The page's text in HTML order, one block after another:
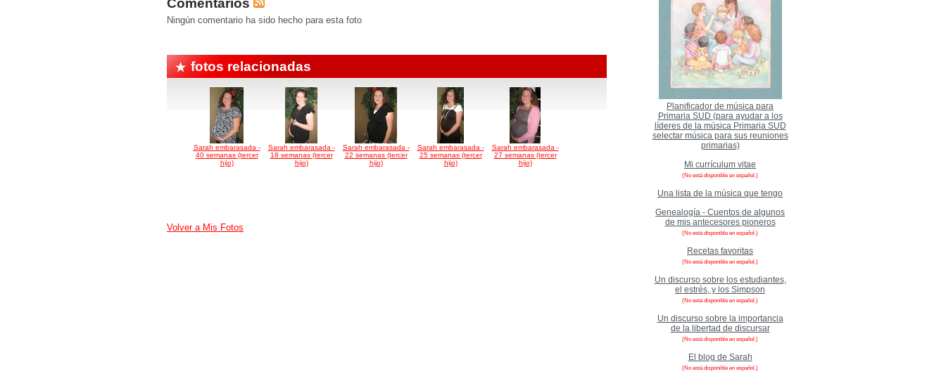
Comentarios
Ningún comentario ha sido hecho para esta foto
fotos relacionadas
Sarah embarasada -
40 semanas (tercer
hijo)
Sarah embarasada -
18 semanas (tercer
hijo)
Sarah embarasada -
22 semanas (tercer
hijo)
Sarah embarasada -
25 semanas (tercer
hijo)
Sarah embarasada -
27 semanas (tercer
hijo)
Volver a Mis Fotos
Planificador de música para
Primaria SUD (para ayudar a los
líderes de la música Primaria SUD
selectar música para sus reuniones
primarias)
Mi currículum vitae
(No está disponible en español.)
Una lista de la música que tengo
Genealogía - Cuentos de algunos
de mis antecesores pioneros
(No está disponible en español.)
Recetas favoritas
(No está disponible en español.)
Un discurso sobre los estudiantes,
el estrés, y los Simpson
(No está disponible en español.)
Un discurso sobre la importancia
de la libertad de discursar
(No está disponible en español.)
El blog de Sarah
(No está disponible en español.)